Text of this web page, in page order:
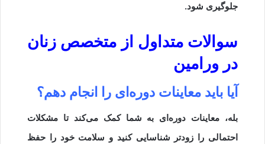
جلوگیری شود.
سوالات متداول از متخصص زنان
در ورامین
آیا باید معاینات دوره‌ای را انجام دهم؟
بله، معاینات دوره‌ای به شما کمک می‌کند تا مشکلات
احتمالی را زودتر شناسایی کنید و سلامت خود را حفظ